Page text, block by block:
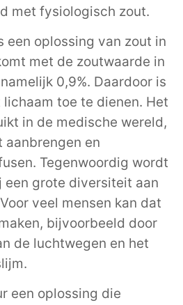
met fysiologisch zout.
een oplossing van zout in
met de zoutwaarde in
0,9%. Daardoor is
toe te dienen. Het
in de medische wereld,
en
Tegenwoordig wordt
een grote diversiteit aan
veel mensen kan dat
bijvoorbeeld door
de luchtwegen en het
een oplossing die